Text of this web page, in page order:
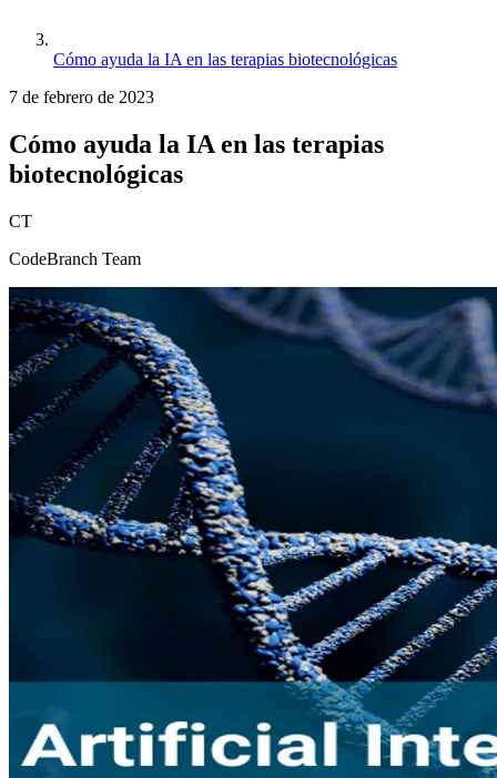
Cómo ayuda la IA en las terapias biotecnológicas
7 de febrero de 2023
Cómo ayuda la IA en las terapias
biotecnológicas
CT
CodeBranch Team